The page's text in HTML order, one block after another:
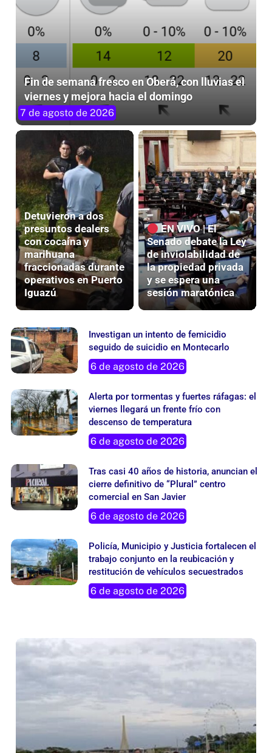
Fin de semana fresco en Oberá, con lluvias el
viernes y mejora hacia el domingo
7 de agosto de 2026
Detuvieron a dos
presuntos dealers
con cocaína y
marihuana
fraccionadas durante
operativos en Puerto
Iguazú
EN VIVO | El
Senado debate la Ley
de inviolabilidad de
la propiedad privada
y se espera una
sesión maratónica
Investigan un intento de femicidio
seguido de suicidio en Montecarlo
6 de agosto de 2026
Alerta por tormentas y fuertes ráfagas: el
viernes llegará un frente frío con
descenso de temperatura
6 de agosto de 2026
Tras casi 40 años de historia, anuncian el
cierre definitivo de “Plural” centro
comercial en San Javier
6 de agosto de 2026
Policía, Municipio y Justicia fortalecen el
trabajo conjunto en la reubicación y
restitución de vehículos secuestrados
6 de agosto de 2026